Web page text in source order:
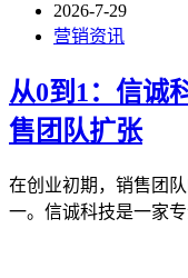
2026-7-29
营销资讯
从0到1：信诚
售团队扩张
在创业初期，销售团
一。信诚科技是一家